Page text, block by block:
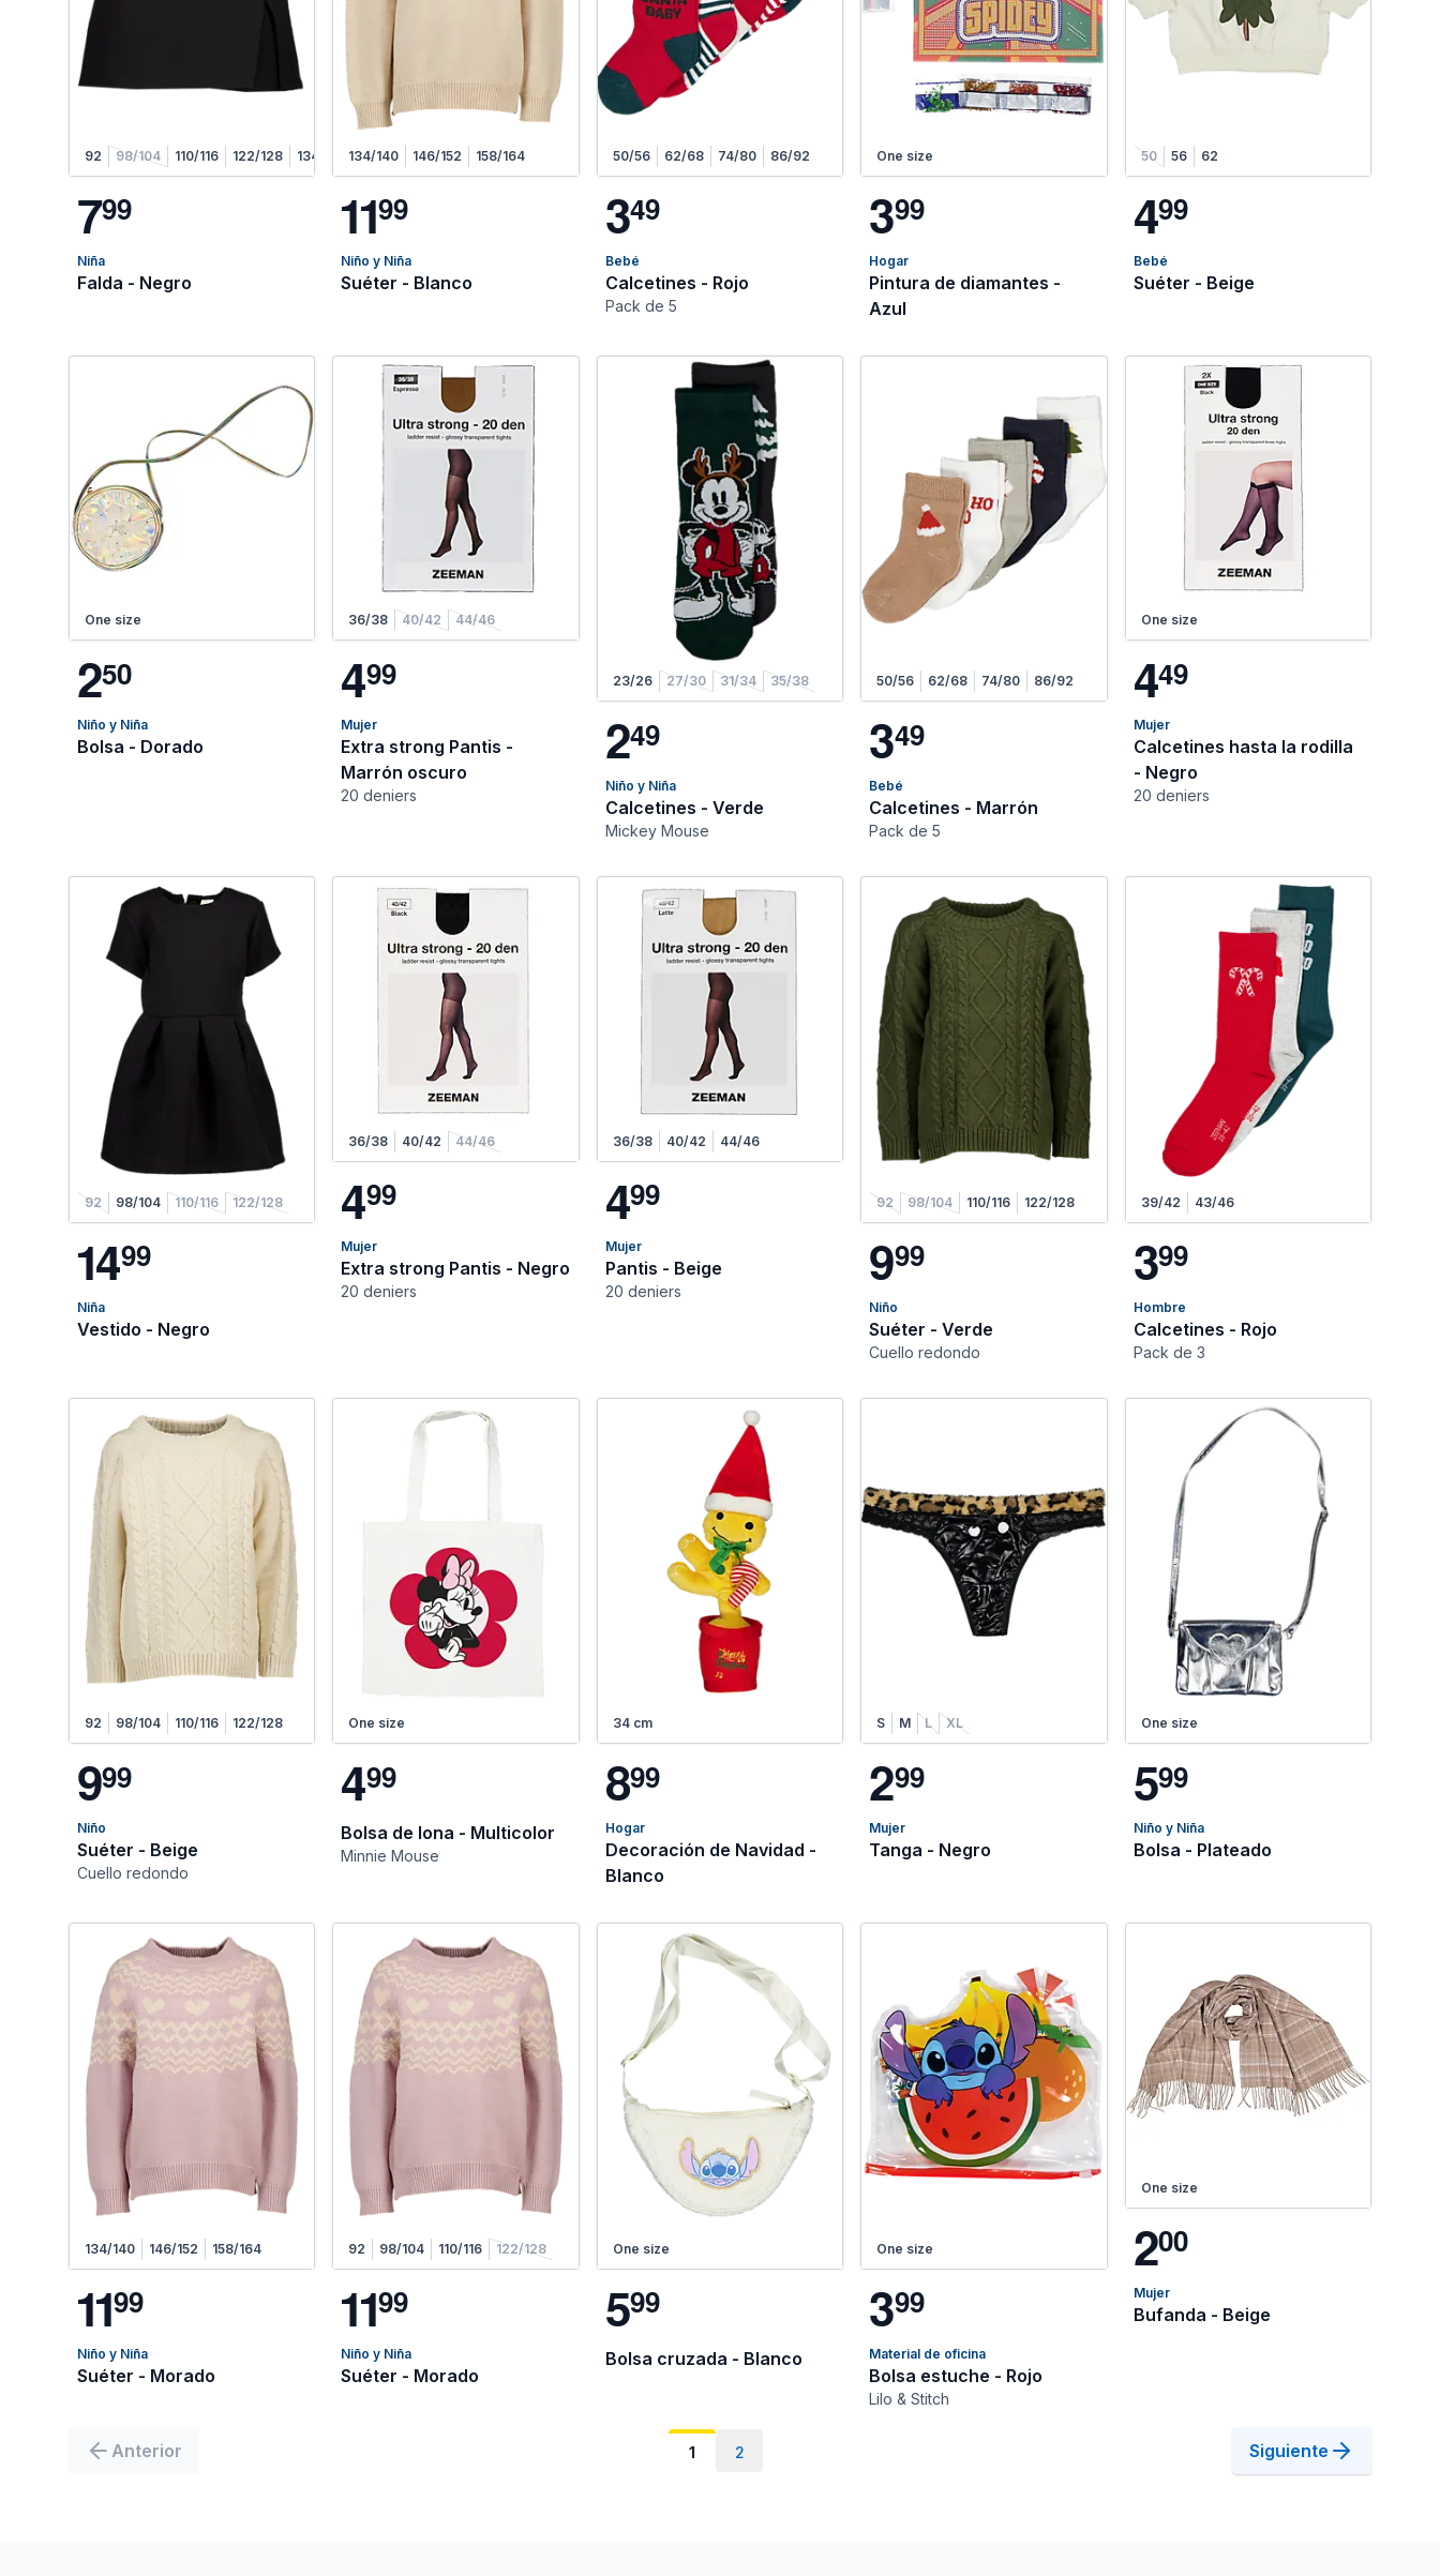
92 98/104 110/116 122/128 134/140 146/152 158/164
799
Niña
Falda - Negro
134/140 146/152 158/164
1199
Niño y Niña
Suéter - Blanco
50/56 62/68 74/80 86/92
349
Bebé
Calcetines - Rojo
Pack de 5
One size
399
Hogar
Pintura de diamantes -
Azul
50 56 62
499
Bebé
Suéter - Beige
One size
250
Niño y Niña
Bolsa - Dorado
36/38 40/42 44/46
499
Mujer
Extra strong Pantis -
Marrón oscuro
20 deniers
23/26 27/30 31/34 35/38
249
Niño y Niña
Calcetines - Verde
Mickey Mouse
50/56 62/68 74/80 86/92
349
Bebé
Calcetines - Marrón
Pack de 5
One size
449
Mujer
Calcetines hasta la rodilla
- Negro
20 deniers
92 98/104 110/116 122/128
1499
Niña
Vestido - Negro
36/38 40/42 44/46
499
Mujer
Extra strong Pantis - Negro
20 deniers
36/38 40/42 44/46
499
Mujer
Pantis - Beige
20 deniers
92 98/104 110/116 122/128
999
Niño
Suéter - Verde
Cuello redondo
39/42 43/46
399
Hombre
Calcetines - Rojo
Pack de 3
92 98/104 110/116 122/128
999
Niño
Suéter - Beige
Cuello redondo
One size
499
Bolsa de lona - Multicolor
Minnie Mouse
34 cm
899
Hogar
Decoración de Navidad -
Blanco
S M L XL
299
Mujer
Tanga - Negro
One size
599
Niño y Niña
Bolsa - Plateado
134/140 146/152 158/164
1199
Niño y Niña
Suéter - Morado
92 98/104 110/116 122/128
1199
Niño y Niña
Suéter - Morado
One size
599
Bolsa cruzada - Blanco
One size
399
Material de oficina
Bolsa estuche - Rojo
Lilo & Stitch
One size
200
Mujer
Bufanda - Beige
Anterior 1 2 Siguiente